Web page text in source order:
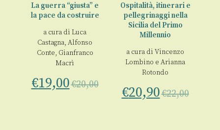
La guerra “giusta” e
la pace da costruire
a cura di Luca
Castagna, Alfonso
Conte, Gianfranco
Macrì
€19,00€20,00
Ospitalità, itinerari e
pellegrinaggi nella
Sicilia del Primo
Millennio
a cura di Vincenzo
Lombino e Arianna
Rotondo
€20,90€22,00